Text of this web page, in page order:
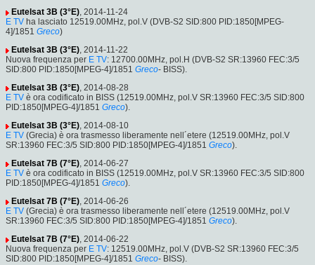
Eutelsat 3B (3°E), 2014-11-24
E TV ha lasciato 12519.00MHz, pol.V (DVB-S2 SID:800 PID:1850[MPEG-
4]/1851 Greco)
Eutelsat 3B (3°E), 2014-11-22
Nuova frequenza per E TV: 12700.00MHz, pol.H (DVB-S2 SR:13960 FEC:3/5
SID:800 PID:1850[MPEG-4]/1851 Greco- BISS).
Eutelsat 3B (3°E), 2014-08-28
E TV è ora codificato in BISS (12519.00MHz, pol.V SR:13960 FEC:3/5 SID:800
PID:1850[MPEG-4]/1851 Greco).
Eutelsat 3B (3°E), 2014-08-10
E TV (Grecia) è ora trasmesso liberamente nell´etere (12519.00MHz, pol.V
SR:13960 FEC:3/5 SID:800 PID:1850[MPEG-4]/1851 Greco).
Eutelsat 7B (7°E), 2014-06-27
E TV è ora codificato in BISS (12519.00MHz, pol.V SR:13960 FEC:3/5 SID:800
PID:1850[MPEG-4]/1851 Greco).
Eutelsat 7B (7°E), 2014-06-26
E TV (Grecia) è ora trasmesso liberamente nell´etere (12519.00MHz, pol.V
SR:13960 FEC:3/5 SID:800 PID:1850[MPEG-4]/1851 Greco).
Eutelsat 7B (7°E), 2014-06-22
Nuova frequenza per E TV: 12519.00MHz, pol.V (DVB-S2 SR:13960 FEC:3/5
SID:800 PID:1850[MPEG-4]/1851 Greco- BISS).